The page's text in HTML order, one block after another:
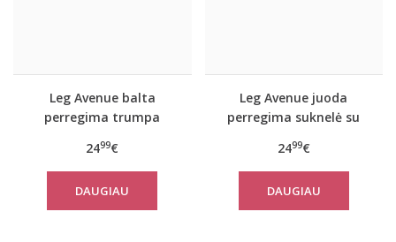
Leg Avenue balta
perregima trumpa
2499€
DAUGIAU
Leg Avenue juoda
perregima suknelė su
2499€
DAUGIAU